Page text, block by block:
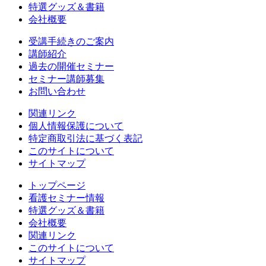
特選グッズ＆書籍
会社概要
受講手続きのご案内
講師紹介
過去の開催セミナー
セミナー講師募集
お問い合わせ
関連リンク
個人情報保護について
特定商取引法に基づく表記
このサイトについて
サイトマップ
トップページ
看護セミナー情報
特選グッズ＆書籍
会社概要
関連リンク
このサイトについて
サイトマップ